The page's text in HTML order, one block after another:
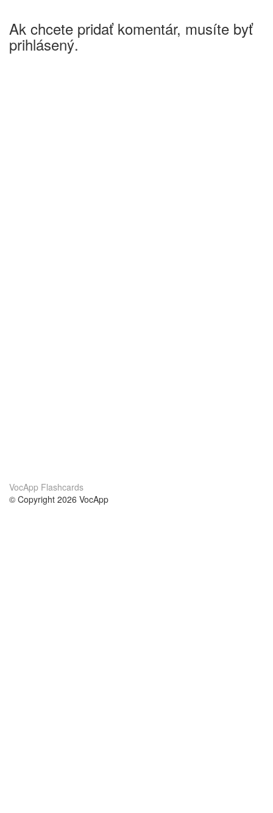
Ak chcete pridať komentár, musíte byť
prihlásený.
VocApp Flashcards
© Copyright 2026 VocApp